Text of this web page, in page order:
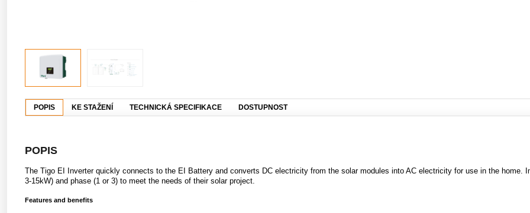
POPIS KE STAŽENÍ TECHNICKÁ SPECIFIKACE DOSTUPNOST
POPIS
The Tigo EI Inverter quickly connects to the EI Battery and converts DC electricity from the solar modules into AC electricity for use in the home.
3-15kW) and phase (1 or 3) to meet the needs of their solar project.
Features and benefits